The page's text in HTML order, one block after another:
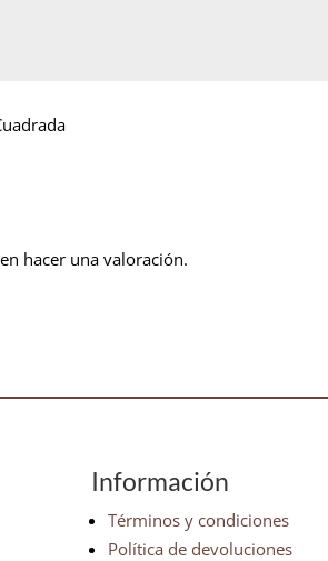
hacer una valoración.
Información
Términos y condiciones
Política de devoluciones